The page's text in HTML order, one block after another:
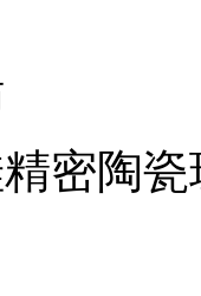
密陶